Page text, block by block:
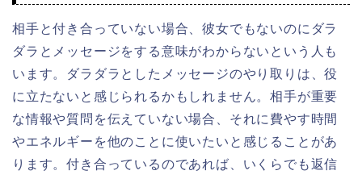
相手と付き合っていない場合、彼女でもないのにダラ
ダラとメッセージをする意味がわからないという人も
います。ダラダラとしたメッセージのやり取りは、役
に立たないと感じられるかもしれません。相手が重要
な情報や質問を伝えていない場合、それに費やす時間
やエネルギーを他のことに使いたいと感じることがあ
ります。付き合っているのであれば、いくらでも返信